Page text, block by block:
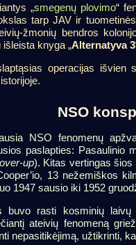
„smegenų plovimo“
tarp JAV ir
žmonių bendros
knyga „Alternatyva 3
operacijas
NSO
NSO fenomenų
paslapties: Pasaulinio
up). Kitas vertingas
13 nežemiškos
1947 sausio iki 1952
rasti kosminių laivų
ateivių fenomeną
nepasitikėjimą, užtikrinti,